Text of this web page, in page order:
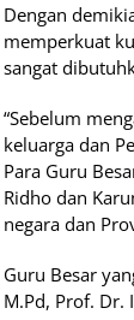
Dengan
memperkuat
sangat
“Sebelum
keluarga dan
Para Guru
Ridho dan
negara dan
Guru Besar
M.Pd, Prof. Dr.